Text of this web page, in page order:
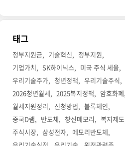
태그
정부지원금 기술혁신
정부지원
기업가치
SK하이닉스
미국 주식 세율
우리기술주가
청년정책
우리기술주식
2026청년월세
2025복지정책
암호화폐
월세지원정리
신청방법
블록체인
중국D램
반도체 창신메모리
복지제도
주식시장
삼성전자
메모리반도체